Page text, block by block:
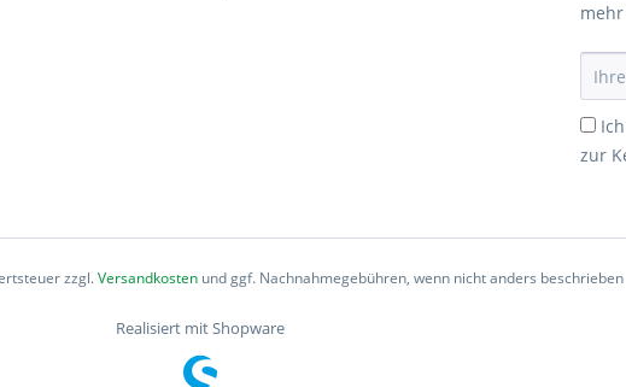
zur
zzgl.Versandkostenund ggf. Nachnahmegebühren, wenn nicht anders beschrieben
Realisiert mit Shopware